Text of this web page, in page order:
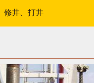
修井、打井